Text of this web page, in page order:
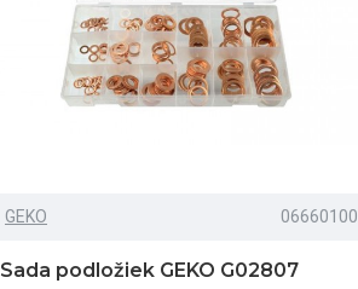
GEKO 06660100
Sada podložiek GEKO G02807